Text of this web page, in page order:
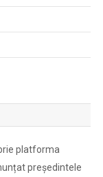
platforma
președintele